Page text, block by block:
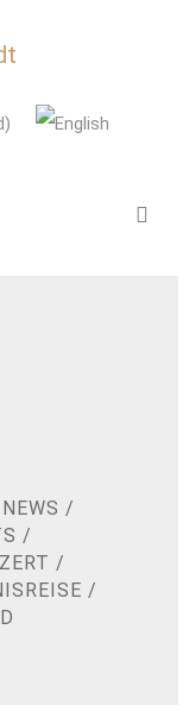
/
/
/
/